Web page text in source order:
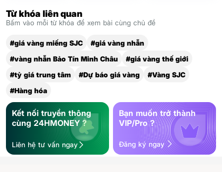
Từ khóa liên quan
Bấm vào mỗi từ khóa để xem bài cùng chủ đề
#giá vàng miếng SJC
#giá vàng nhẫn
#vàng nhẫn Bảo Tín Minh Châu
#giá vàng thế giới
#tỷ giá trung tâm
#Dự báo giá vàng
#Vàng SJC
#Hàng hóa
Kết nối truyền thông
cùng 24HMONEY ?
Liên hệ tư vấn ngay
Bạn muốn trở thành
VIP/Pro ?
Đăng ký ngay